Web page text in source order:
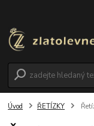
Úvod ŘETÍZKY